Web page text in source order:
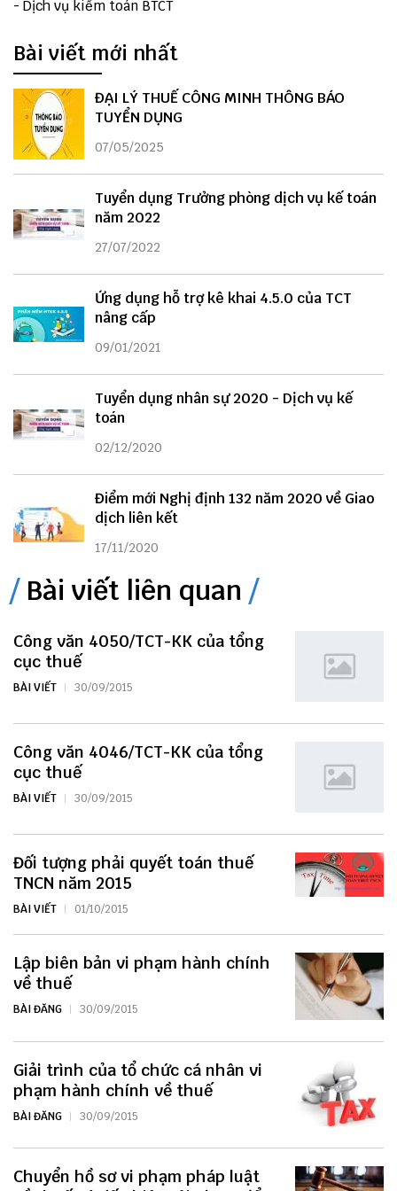
- Dịch vụ kiểm toán BTCT
Bài viết mới nhất
ĐẠI LÝ THUẾ CÔNG MINH THÔNG BÁO
TUYỂN DỤNG
07/05/2025
Tuyển dụng Trưởng phòng dịch vụ kế toán
năm 2022
27/07/2022
Ứng dụng hỗ trợ kê khai 4.5.0 của TCT
nâng cấp
09/01/2021
Tuyển dụng nhân sự 2020 - Dịch vụ kế
toán
02/12/2020
Điểm mới Nghị định 132 năm 2020 về Giao
dịch liên kết
17/11/2020
Bài viết liên quan
Công văn 4050/TCT-KK của tổng
cục thuế
BÀI VIẾT 30/09/2015
Công văn 4046/TCT-KK của tổng
cục thuế
BÀI VIẾT 30/09/2015
Đối tượng phải quyết toán thuế
TNCN năm 2015
BÀI VIẾT 01/10/2015
Lập biên bản vi phạm hành chính
về thuế
BÀI ĐĂNG 30/09/2015
Giải trình của tổ chức cá nhân vi
phạm hành chính về thuế
BÀI ĐĂNG 30/09/2015
Chuyển hồ sơ vi phạm pháp luật